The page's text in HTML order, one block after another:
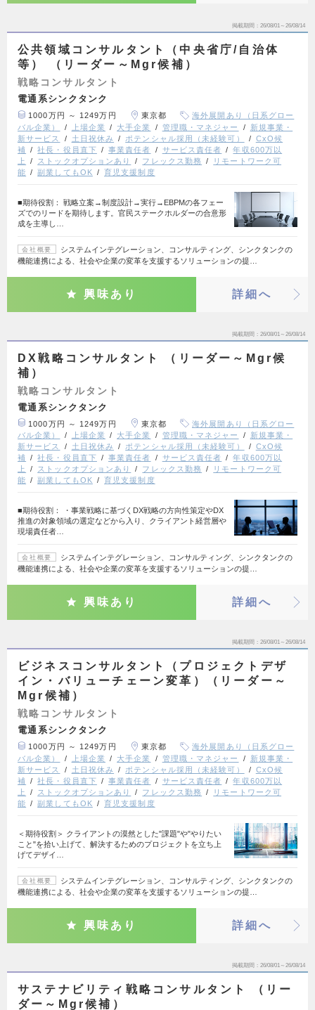
掲載期間 26/08/01～26/08/14
公共領域コンサルタント（中央省庁/自治体
等） （リーダー～Mgr候補）
戦略コンサルタント
電通系シンクタンク
1000万円 ～ 1249万円 東京都
海外展開あり（日系グロー
バル企業）
上場企業 大手企業 管理職・マネジャー
新規事業・
新サービス
土日祝休み ポテンシャル採用（未経験可）
CxO候
補
社長・役員直下 事業責任者 サービス責任者
年収600万以
上
ストックオプションあり フレックス勤務
リモートワーク可
能
副業してもOK 育児支援制度
■期待役割： 戦略立案→制度設計→実行→EBPMの各フェー
ズでのリードを期待します。官民ステークホルダーの合意形
成を主導し…
会社概要
システムインテグレーション、コンサルティング、シンクタンクの
機能連携による、社会や企業の変革を支援するソリューションの提…
興味あり 詳細へ
掲載期間 26/08/01～26/08/14
DX戦略コンサルタント （リーダー～Mgr候
補）
戦略コンサルタント
電通系シンクタンク
1000万円 ～ 1249万円 東京都
海外展開あり（日系グロー
バル企業）
上場企業 大手企業 管理職・マネジャー
新規事業・
新サービス
土日祝休み ポテンシャル採用（未経験可）
CxO候
補
社長・役員直下 事業責任者 サービス責任者
年収600万以
上
ストックオプションあり フレックス勤務
リモートワーク可
能
副業してもOK 育児支援制度
■期待役割： ・事業戦略に基づくDX戦略の方向性策定やDX
推進の対象領域の選定などから入り、クライアント経営層や
現場責任者…
会社概要
システムインテグレーション、コンサルティング、シンクタンクの
機能連携による、社会や企業の変革を支援するソリューションの提…
興味あり 詳細へ
掲載期間 26/08/01～26/08/14
ビジネスコンサルタント（プロジェクトデザ
イン・バリューチェーン変革）（リーダー～
Mgr候補）
戦略コンサルタント
電通系シンクタンク
1000万円 ～ 1249万円 東京都
海外展開あり（日系グロー
バル企業）
上場企業 大手企業 管理職・マネジャー
新規事業・
新サービス
土日祝休み ポテンシャル採用（未経験可）
CxO候
補
社長・役員直下 事業責任者 サービス責任者
年収600万以
上
ストックオプションあり フレックス勤務
リモートワーク可
能
副業してもOK 育児支援制度
＜期待役割＞ クライアントの漠然とした"課題"や"やりたい
こと"を拾い上げて、解決するためのプロジェクトを立ち上
げてデザイ…
会社概要
システムインテグレーション、コンサルティング、シンクタンクの
機能連携による、社会や企業の変革を支援するソリューションの提…
興味あり 詳細へ
掲載期間 26/08/01～26/08/14
サステナビリティ戦略コンサルタント （リー
ダー～Mgr候補）